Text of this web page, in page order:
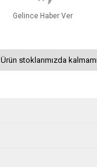
Gelince Haber Ver
Ürün stoklarımızda